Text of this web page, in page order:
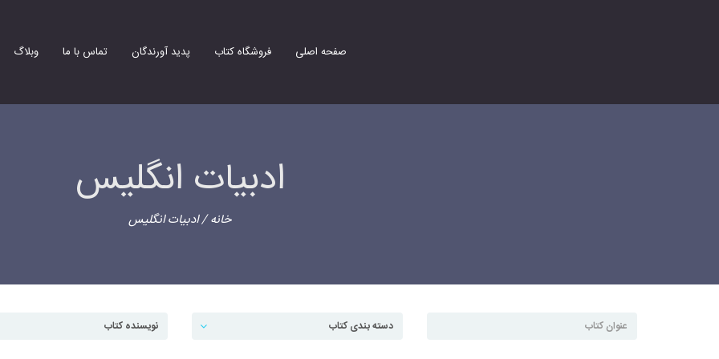
صفحه اصلی فروشگاه کتاب پدید آورندگان تماس با ما وبلاگ
ادبیات انگلیس
خانه/ ادبیات انگلیس